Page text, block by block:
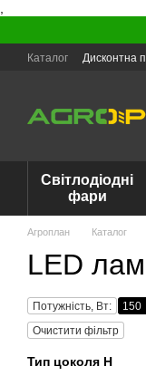
Каталог Дисконтна
Світлодіодні
фари
Агроплан Каталог
LED
Потужність, Вт:
150
Очистити фільтр
Тип цоколя H